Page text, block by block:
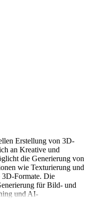
Erstellung von 3D-
an Kreative und
die Generierung von
wie Texturierung und
3D-Formate. Die
für Bild- und
und AI-